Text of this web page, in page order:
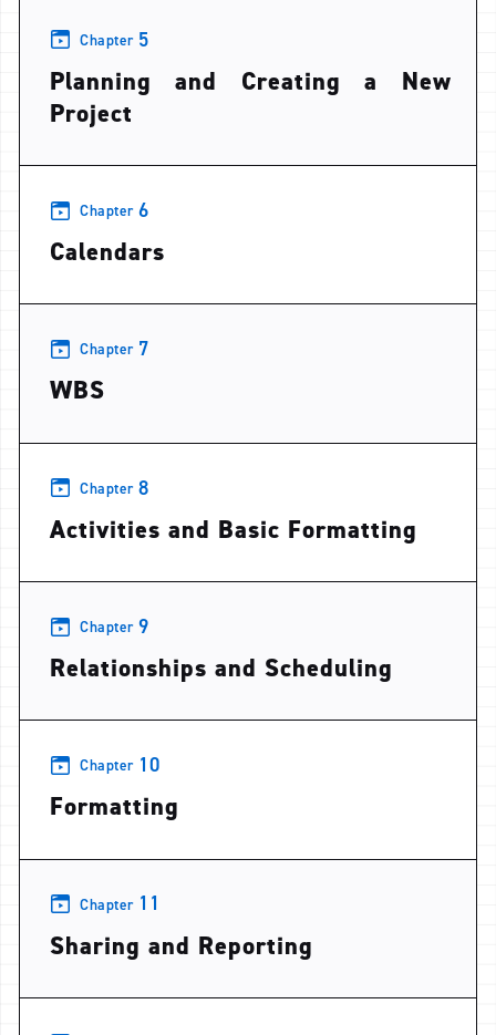
Chapter 5
Planning and Creating a New
Project
Chapter 6
Calendars
Chapter 7
WBS
Chapter 8
Activities and Basic Formatting
Chapter 9
Relationships and Scheduling
Chapter 10
Formatting
Chapter 11
Sharing and Reporting